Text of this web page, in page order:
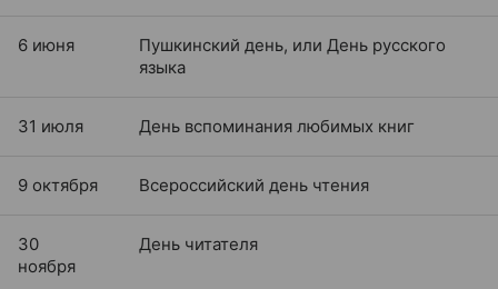
6 июня
Пушкинский день, или День русского
языка
31 июля День вспоминания любимых книг
9 октября Всероссийский день чтения
30
ноября
День читателя